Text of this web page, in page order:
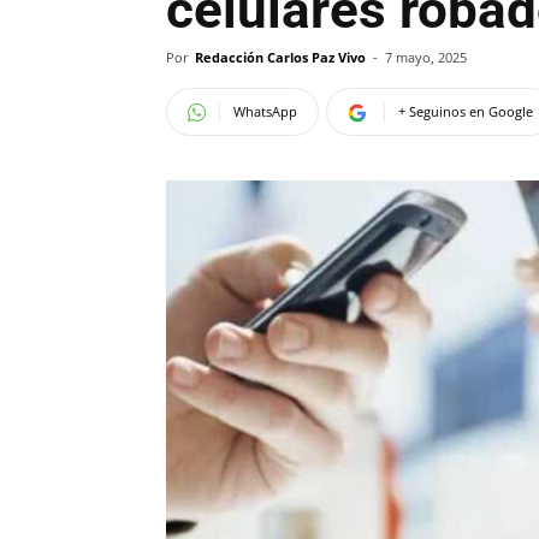
Por Redacción Carlos Paz Vivo - 7 mayo, 2025
WhatsApp + Seguinos en Google